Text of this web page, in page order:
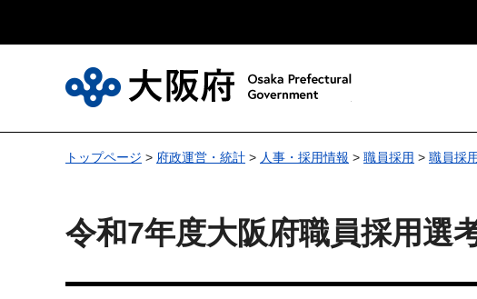
トップページ > 府政運営・統計 > 人事・採用情報 > 職員採用 > 職員採
令和7年度大阪府職員採用選